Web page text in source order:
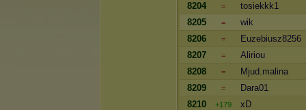
8204
=
tosiekkk1
8205
=
wik
8206
=
Euzebiusz8256
8207
=
Aliriou
8208
=
Mjud.malina
8209
=
Dara01
8210
+179
xD‎